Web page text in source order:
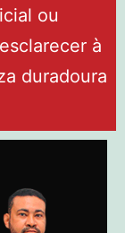
ou
à
duradoura